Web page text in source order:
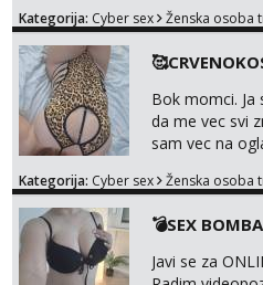
prljave i u
po svojoj mjeri.
dečkom ili pak
ludila. 🍑
dovoljna uvije...
Kategorija: Cyber sex Ženska osoba
Bok momci.
da me vec svi
sam vec na
Za lijepu
0045
Kategorija: Cyber sex Ženska osoba
💣SEX
Javi se za